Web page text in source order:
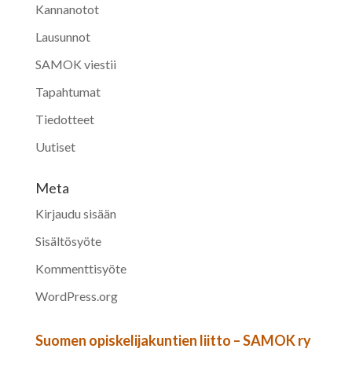
Kannanotot
Lausunnot
SAMOK viestii
Tapahtumat
Tiedotteet
Uutiset
Meta
Kirjaudu sisään
Sisältösyöte
Kommenttisyöte
WordPress.org
Suomen opiskelijakuntien liitto – SAMOK ry